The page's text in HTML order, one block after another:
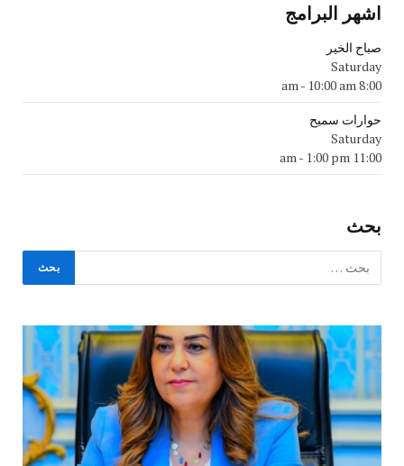
اشهر البرامج
صباح الخير
Saturday
8:00 am
- 10:00 am
حوارات سميح
Saturday
11:00 am
- 1:00 pm
بحث